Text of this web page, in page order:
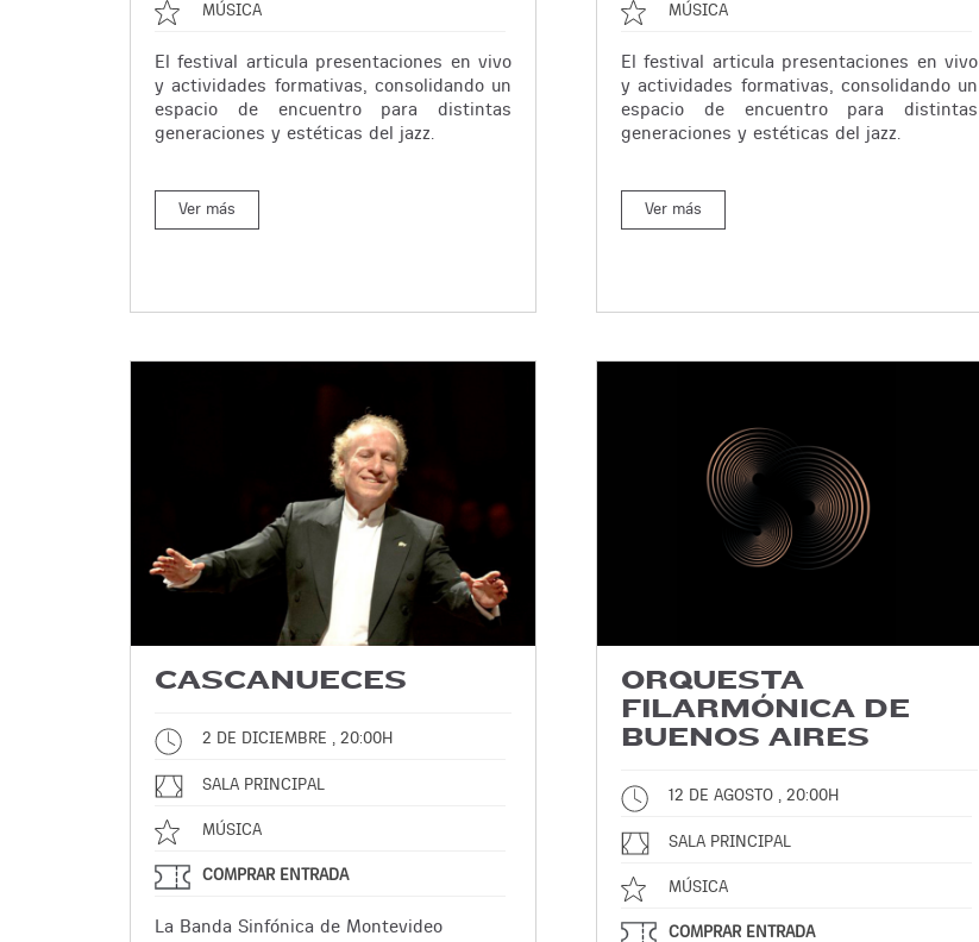
MÚSICA
El festival articula presentaciones en vivo
y actividades formativas, consolidando un
espacio de encuentro para distintas
generaciones y estéticas del jazz.
Ver más
MÚSICA
El festival articula presentaciones en vivo
y actividades formativas, consolidando un
espacio de encuentro para distintas
generaciones y estéticas del jazz.
Ver más
CASCANUECES
2 DE DICIEMBRE , 20:00H
SALA PRINCIPAL
MÚSICA
COMPRAR ENTRADA
La Banda Sinfónica de Montevideo
ORQUESTA
FILARMÓNICA DE
BUENOS AIRES
12 DE AGOSTO , 20:00H
SALA PRINCIPAL
MÚSICA
COMPRAR ENTRADA